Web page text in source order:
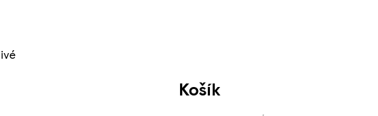
Košík